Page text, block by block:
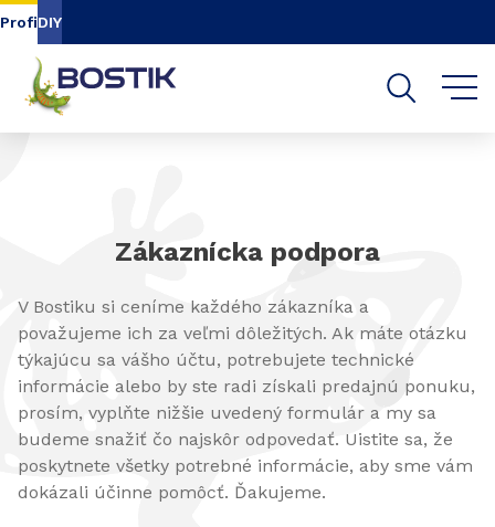
Go to content
ProfiDIY
Zákaznícka podpora
V Bostiku si ceníme každého zákazníka a
považujeme ich za veľmi dôležitých. Ak máte otázku
týkajúcu sa vášho účtu, potrebujete technické
informácie alebo by ste radi získali predajnú ponuku,
prosím, vyplňte nižšie uvedený formulár a my sa
budeme snažiť čo najskôr odpovedať. Uistite sa, že
poskytnete všetky potrebné informácie, aby sme vám
dokázali účinne pomôcť. Ďakujeme.